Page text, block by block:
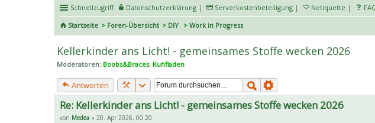
Schnellzugriff Datenschutzerklärung | Serverkostenbeteiligung | Netiquette |
Startseite
Foren-Übersicht DIY Work in Progress
Kellerkinder ans Licht! - gemeinsames Stoffe wecken 2026
Moderatoren: Boobs&Braces, Kuhfladen
Antworten
Re: Kellerkinder ans Licht! - gemeinsames Stoffe wecken 2026
von Medea » 20. Apr 2026, 00:20